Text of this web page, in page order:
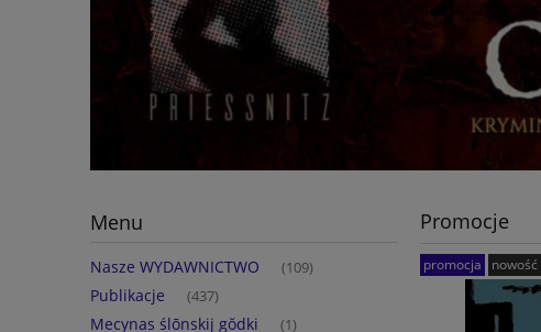
Menu
Nasze WYDAWNICTWO (109)
Publikacje (437)
Mecynas ślōnskij gŏdki (1)
Promocje
promocja nowość